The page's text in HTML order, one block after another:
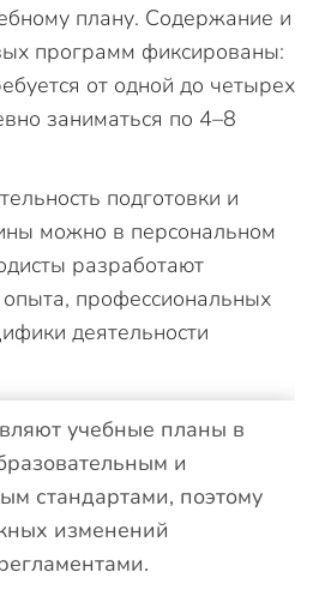
плану. Содержание и
программ фиксированы:
от одной до четырех
заниматься по 4–8
подготовки и
можно в персональном
разработают
профессиональных
деятельности
учебные планы в
и
стандартами, поэтому
изменений